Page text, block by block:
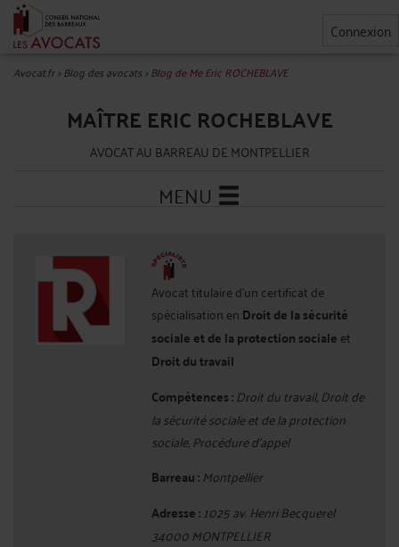
Connexion
Avocat.fr>Blog des avocats>Blog de Me Eric ROCHEBLAVE
MAÎTRE ERIC ROCHEBLAVE
AVOCAT AU BARREAU DE MONTPELLIER
MENU
Avocat titulaire d'un certificat de
spécialisation en Droit de la sécurité
sociale et de la protection sociale et
Droit du travail
Compétences : Droit du travail, Droit de
la sécurité sociale et de la protection
sociale, Procédure d'appel
Barreau : Montpellier
Adresse :1025 av. Henri Becquerel
34000 MONTPELLIER